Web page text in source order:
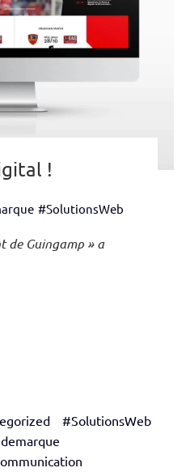
!
#SolutionsWeb
de Guingamp » a
#SolutionsWeb